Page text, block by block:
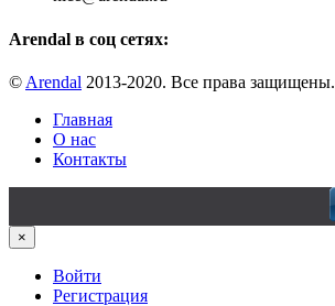
Arendal в соц сетях:
© Arendal 2013-2020. Все права защищены.
Главная
О нас
Контакты
×
Войти
Регистрация